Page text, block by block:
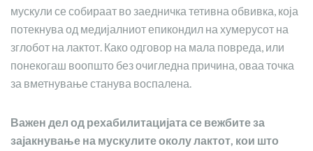
мускули се собираат во заедничка тетивна обвивка, која
потекнува од медијалниот епикондил на хумерусот на
зглобот на лактот. Како одговор на мала повреда, или
понекогаш воопшто без очигледна причина, оваа точка
за вметнување станува воспалена.
Важен дел од рехабилитацијата се вежбите за
зајакнување на мускулите околу лактот, кои што